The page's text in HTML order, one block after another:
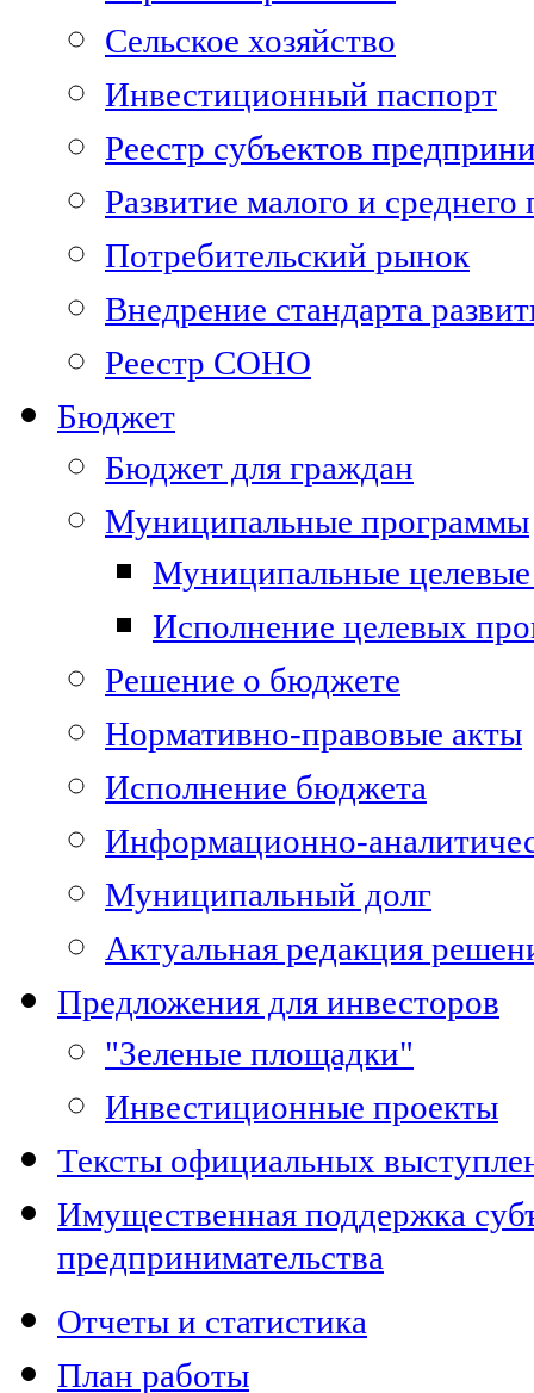
Сельское хозяйство
Инвестиционный паспорт
Реестр субъектов
Развитие малого и
Потребительский рынок
Внедрение стандарта
Реестр СОНО
Бюджет
Бюджет для граждан
Муниципальные программы
Муниципальные
Исполнение целевых
Решение о бюджете
Нормативно-правовые акты
Исполнение бюджета
Информационно-
Муниципальный долг
Актуальная редакция
Предложения для инвесторов
"Зеленые площадки"
Инвестиционные проекты
Тексты официальных
Имущественная поддержка
предпринимательства
Отчеты и статистика
План работы